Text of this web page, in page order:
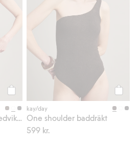
Köp
Bikinitrosa brief med nedvikbar midja
Köp
kay/day
One shoulder baddräkt
599 kr.